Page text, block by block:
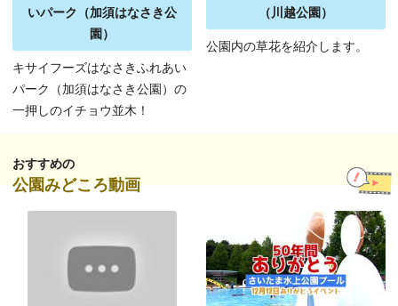
いパーク（加須はなさき公
園）
キサイフーズはなさきふれあい
パーク（加須はなさき公園）の
一押しのイチョウ並木！
（川越公園）
公園内の草花を紹介します。
おすすめの
公園みどころ動画